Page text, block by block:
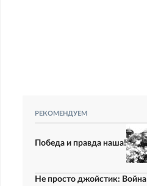
РЕКОМЕНДУЕМ
Победа и правда наша!
Не просто джойстик: